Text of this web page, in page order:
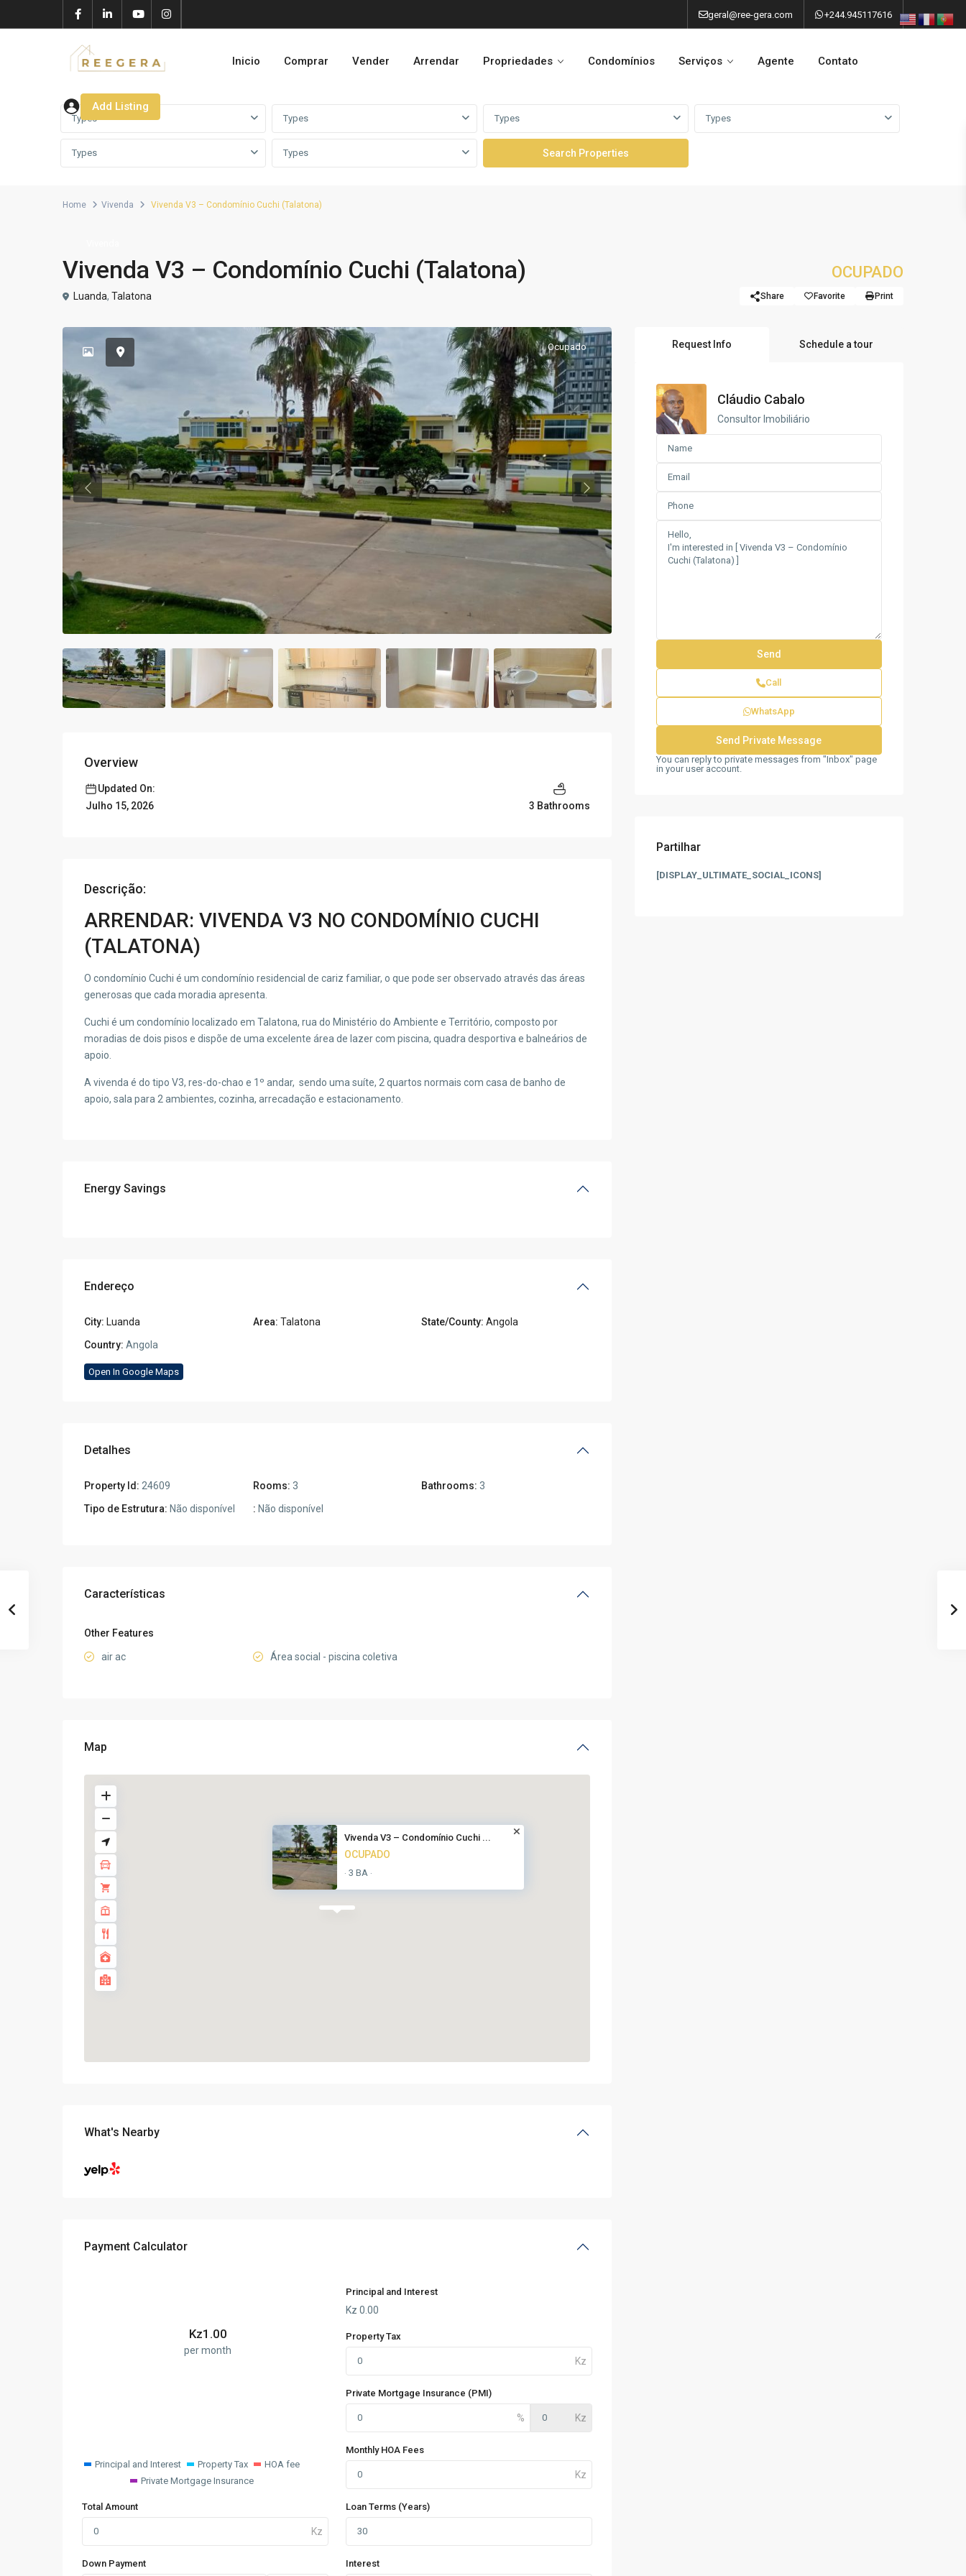
geral@ree-gera.com +244.945117616
Inicio Comprar Vender Arrendar Propriedades Condomínios Serviços Agente Contato
Add Listing
Types Types Types Types
Types Types
Home Vivenda Vivenda V3 – Condomínio Cuchi (Talatona)
Vivenda V3 – Condomínio Cuchi (Talatona) OCUPADO
Luanda, Talatona Share Favorite Print
Ocupado
Previous Previous
Overview
Updated On:
Julho 15, 2026
3 Bathrooms
Descrição:
ARRENDAR: VIVENDA V3 NO CONDOMÍNIO CUCHI
(TALATONA)
O condomínio Cuchi é um condomínio residencial de cariz familiar, o que pode ser observado através das áreas
generosas que cada moradia apresenta.
Cuchi é um condomínio localizado em Talatona, rua do Ministério do Ambiente e Território, composto por
moradias de dois pisos e dispõe de uma excelente área de lazer com piscina, quadra desportiva e balneários de
apoio.
A vivenda é do tipo V3, res-do-chao e 1º andar, sendo uma suíte, 2 quartos normais com casa de banho de
apoio, sala para 2 ambientes, cozinha, arrecadação e estacionamento.
Energy Savings
Endereço
City: Luanda Area: Talatona State/County: Angola
Country: Angola
Open In Google Maps
Detalhes
Property Id: 24609 Rooms: 3 Bathrooms: 3
Tipo de Estrutura: Não disponível : Não disponível
Características
Other Features
air ac Área social - piscina coletiva
Map
Vivenda V3 – Condomínio Cuchi ...
OCUPADO
· 3 BA ·
What's Nearby
Payment Calculator
Kz1.00
per month
Principal and Interest Property Tax
HOA fee
Private Mortgage Insurance
Principal and Interest
Kz 0.00
Property Tax
Private Mortgage Insurance (PMI)
Monthly HOA Fees
Total Amount
Down Payment
Loan Terms (Years)
Interest
Request Info Schedule a tour
Cláudio Cabalo
Consultor Imobiliário
Call
WhatsApp
You can reply to private messages from "Inbox" page
in your user account.
Partilhar
[DISPLAY_ULTIMATE_SOCIAL_ICONS]